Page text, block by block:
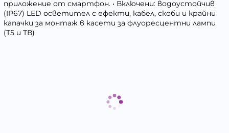
приложение от смартфон. • Включени: водоустойчив
(IP67) LED осветител с ефекти, кабел, скоби и крайни
капачки за монтаж в касети за флуоресцентни лампи
(Т5 и ТВ)